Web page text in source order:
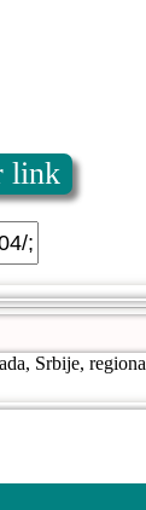
link
Srbije,